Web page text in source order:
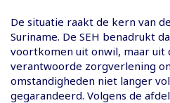
De situatie raakt de kern van
Suriname. De SEH benadrukt
voortkomen uit onwil, maar uit
verantwoorde zorgverlening
omstandigheden niet langer
gegarandeerd. Volgens de